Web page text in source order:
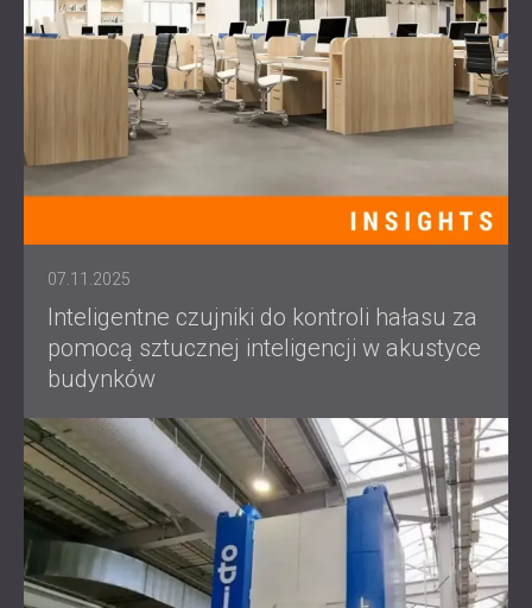
07.11.2025
Inteligentne czujniki do kontroli hałasu za
pomocą sztucznej inteligencji w akustyce
budynków